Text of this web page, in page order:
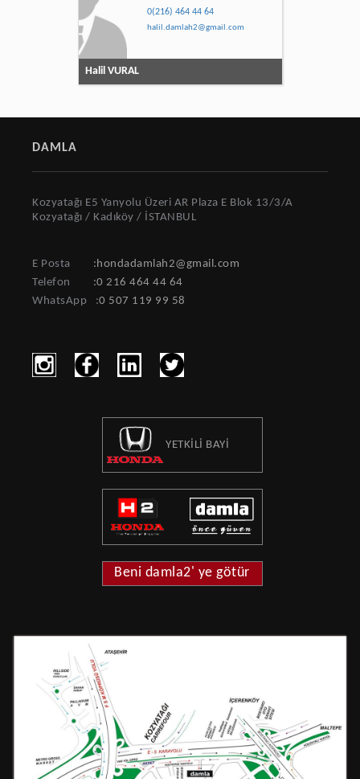
0(216) 464 44 64
halil.damlah2@gmail.com
Halil VURAL
DAMLA
Kozyatağı E5 Yanyolu Üzeri AR Plaza E Blok 13/3/A
Kozyatağı / Kadıköy / İSTANBUL
E Posta
:hondadamlah2@gmail.com
Telefon
:0 216 464 44 64
WhatsApp
:0 507 119 99 58
YETKİLİ BAYİ
Beni damla2' ye götür